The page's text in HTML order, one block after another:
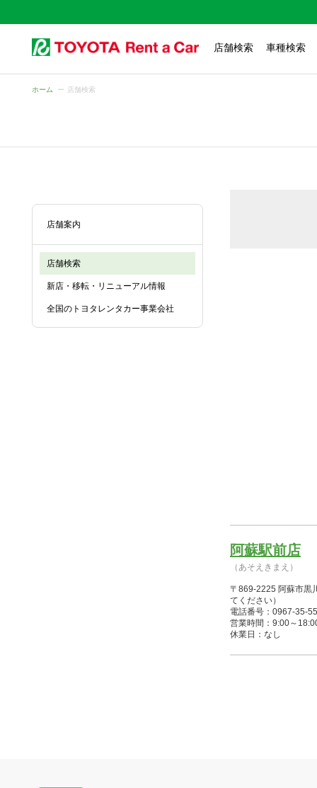
店舗検索 車種検索
ホーム 店舗検索
店舗案内
店舗検索
新店・移転・リニューアル情報
全国のトヨタレンタカー事業会社
阿蘇駅前店
（あそえきまえ）
〒869-2225 阿蘇市黒
てください）
電話番号：0967-35-
営業時間：9:00～
休業日：なし